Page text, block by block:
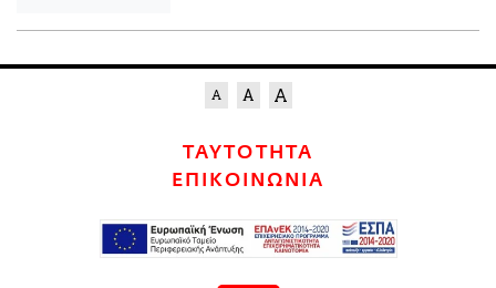
ΤΑΥΤΟΤΗΤΑ
ΕΠΙΚΟΙΝΩΝΙΑ